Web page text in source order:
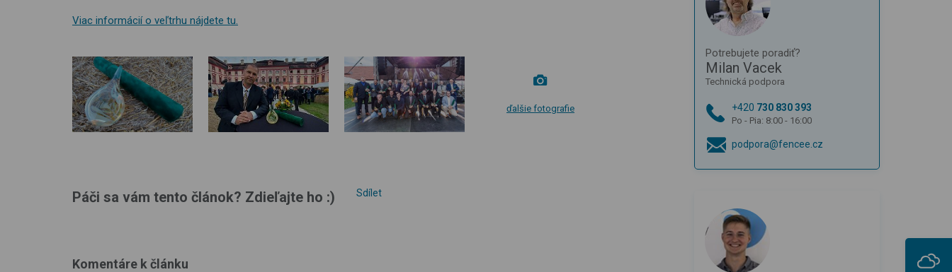
Viac informácií o veľtrhu nájdete tu.
ďalšie fotografie
Páči sa vám tento článok? Zdieľajte ho :) Sdílet
Komentáre k článku
Potrebujete poradiť?
Milan Vacek
Technická podpora
+420 730 830 393
Po - Pia: 8:00 - 16:00
podpora@fencee.cz